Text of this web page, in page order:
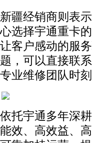
新疆经销商则表
心选择宇通重卡
让客户感动的服
题，可以直接联
专业维修团队时
依托宇通多年深
能效、高效益、